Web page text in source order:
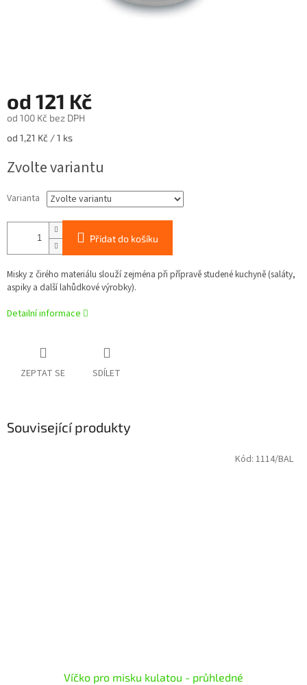
od 121 Kč
od 100 Kč bez DPH
Měrná
od 1,21 Kč / 1 ks
Zvolte variantu
Varianta
Přidat do košíku
Misky z čirého materiálu slouží zejména při přípravě studené kuchyně (saláty,
aspiky a další lahůdkové výrobky).
Detailní informace
ZEPTAT SE SDÍLET
Související produkty
Víčko pro misku kulatou - průhledné
Kód: 1114/BAL